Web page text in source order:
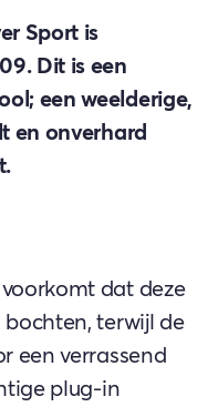
Sport is
Dit is een
een weelderige,
en onverhard
dat deze
bochten, terwijl de
een verrassend
plug-in